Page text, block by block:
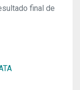
final de